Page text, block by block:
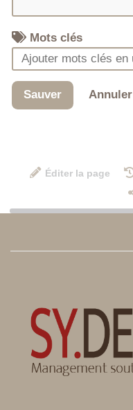
Mots clés
Sauver Annuler
Éditer la page